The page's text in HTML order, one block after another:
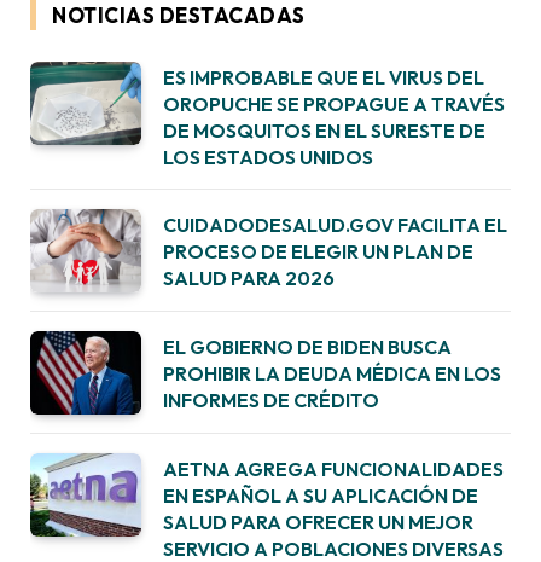
NOTICIAS DESTACADAS
ES IMPROBABLE QUE EL VIRUS DEL
OROPUCHE SE PROPAGUE A TRAVÉS
DE MOSQUITOS EN EL SURESTE DE
LOS ESTADOS UNIDOS
CUIDADODESALUD.GOV FACILITA EL
PROCESO DE ELEGIR UN PLAN DE
SALUD PARA 2026
EL GOBIERNO DE BIDEN BUSCA
PROHIBIR LA DEUDA MÉDICA EN LOS
INFORMES DE CRÉDITO
AETNA AGREGA FUNCIONALIDADES
EN ESPAÑOL A SU APLICACIÓN DE
SALUD PARA OFRECER UN MEJOR
SERVICIO A POBLACIONES DIVERSAS